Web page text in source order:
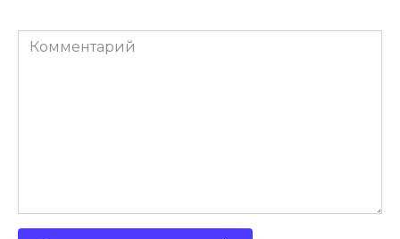
Комментарий